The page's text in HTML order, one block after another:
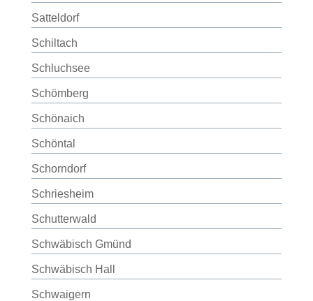
Satteldorf
Schiltach
Schluchsee
Schömberg
Schönaich
Schöntal
Schorndorf
Schriesheim
Schutterwald
Schwäbisch Gmünd
Schwäbisch Hall
Schwaigern